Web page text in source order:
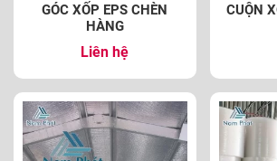
GÓC XỐP EPS CHÈN
HÀNG
Liên hệ
CUỘN